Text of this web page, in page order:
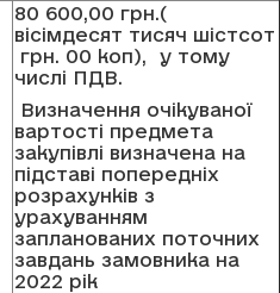
80 600,00 грн.(
вісімдесят тисяч шістсот
грн. 00 коп), у тому
числі ПДВ.
Визначення очікуваної
вартості предмета
закупівлі визначена на
підставі попередніх
розрахунків з
урахуванням
запланованих поточних
завдань замовника на
2022 рік